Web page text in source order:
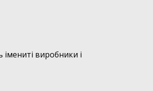
виробники і